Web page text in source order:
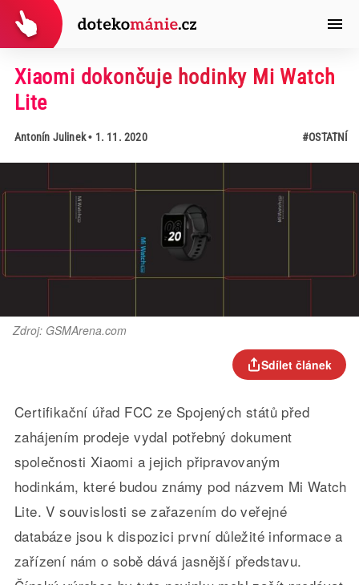
Xiaomi dokončuje hodinky Mi Watch
Lite
Antonín Julinek• 1. 11. 2020 #OSTATNÍ
Zdroj: GSMArena.com
Sdílet článek
Certifikační úřad FCC ze Spojených států před
zahájením prodeje vydal potřebný dokument
společnosti Xiaomi a jejich připravovaným
hodinkám, které budou známy pod názvem Mi Watch
Lite. V souvislosti se zařazením do veřejné
databáze jsou k dispozici první důležité informace a
zařízení nám o sobě dává jasnější představu.